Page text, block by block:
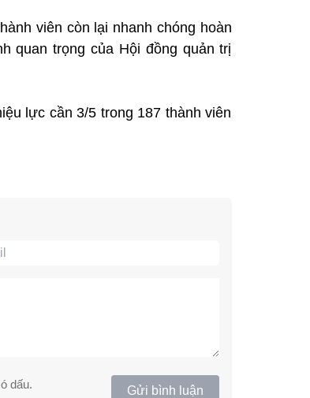
viên còn lại nhanh chóng hoàn
quan trọng của Hội đồng quản trị
lực cần 3/5 trong 187 thành viên
dấu. Gửi bình luận